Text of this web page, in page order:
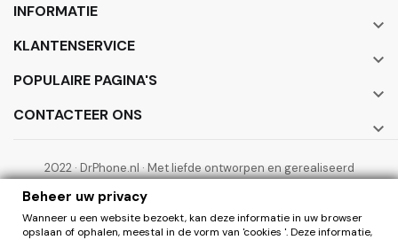
INFORMATIE

KLANTENSERVICE

POPULAIRE PAGINA'S

CONTACTEER ONS

2022 · DrPhone.nl · Met liefde ontworpen en gerealiseerd
Beheer uw privacy
Wanneer u een website bezoekt, kan deze informatie in uw browser
opslaan of ophalen, meestal in de vorm van 'cookies '. Deze informatie,